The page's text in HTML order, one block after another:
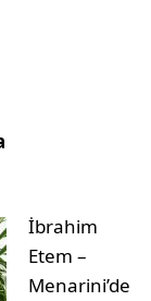
İbrahim
Etem –
Menarini’de